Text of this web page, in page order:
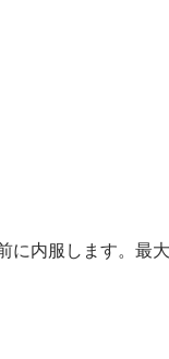
に内服します。最